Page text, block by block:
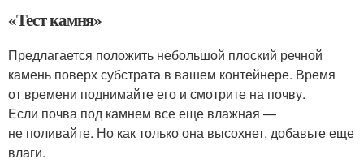
«Тест камня»
Предлагается положить небольшой плоский речной
камень поверх субстрата в вашем контейнере. Время
от времени поднимайте его и смотрите на почву.
Если почва под камнем все еще влажная —
не поливайте. Но как только она высохнет, добавьте еще
влаги.